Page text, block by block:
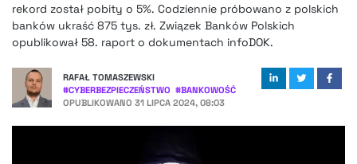
rekord został pobity o 5%. Codziennie próbowano z polskich
banków ukraść 875 tys. zł. Związek Banków Polskich
opublikował 58. raport o dokumentach infoDOK.
RAFAŁ TOMASZEWSKI
#CYBERBEZPIECZEŃSTWO #BANKOWOŚĆ
OPUBLIKOWANO 31 LIPCA 2024, 08:03